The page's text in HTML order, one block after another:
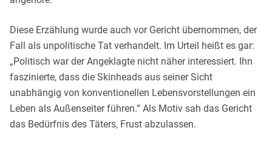
Diese Erzählung wurde auch vor Gericht übernommen, der
Fall als unpolitische Tat verhandelt. Im Urteil heißt es gar:
„Politisch war der Angeklagte nicht näher interessiert. Ihn
faszinierte, dass die Skinheads aus seiner Sicht
unabhängig von konventionellen Lebensvorstellungen ein
Leben als Außenseiter führen.“ Als Motiv sah das Gericht
das Bedürfnis des Täters, Frust abzulassen.